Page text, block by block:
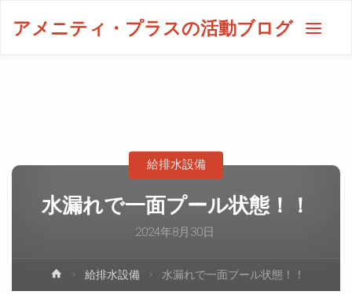
アメニティ・プラスの活動ブログ
水漏れで一面プール状態！！
2024年8月30日
給排水設備
給排水設備 水漏れで一面プール状態！！